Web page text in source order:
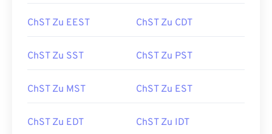
ChST Zu EEST ChST Zu CDT
ChST Zu SST ChST Zu PST
ChST Zu MST ChST Zu EST
ChST Zu EDT ChST Zu IDT